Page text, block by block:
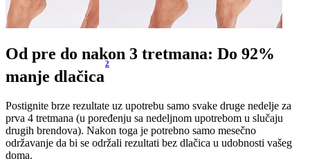
Od pre do nakon 3 tretmana: Do 92%
manje dlačica
2
Postignite brze rezultate uz upotrebu samo svake druge nedelje za
prva 4 tretmana (u poređenju sa nedeljnom upotrebom u slučaju
drugih brendova). Nakon toga je potrebno samo mesečno
održavanje da bi se održali rezultati bez dlačica u udobnosti vašeg
doma.